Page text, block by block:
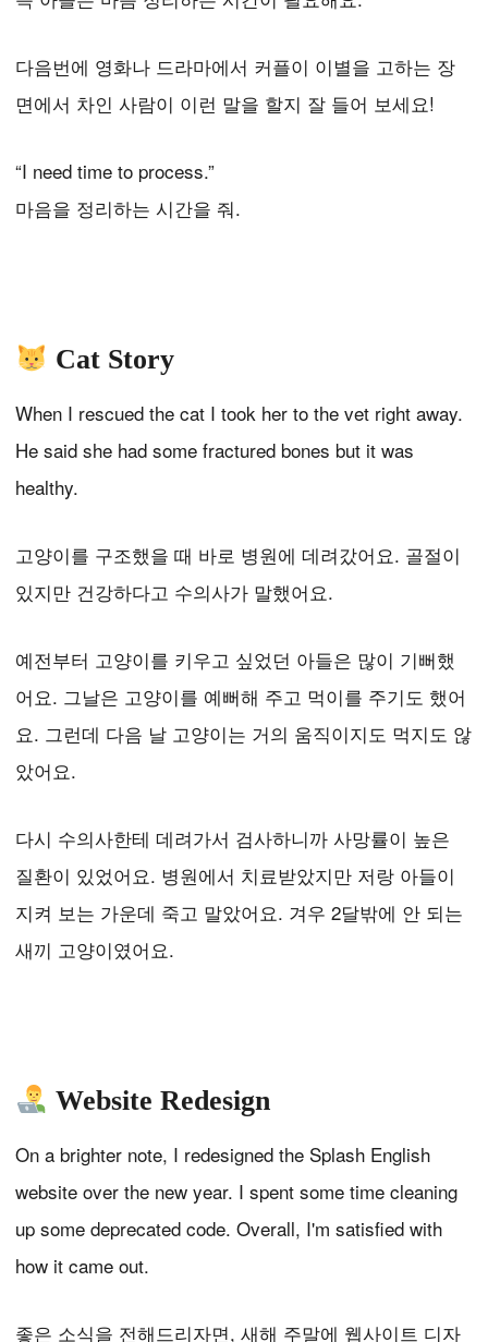
다음번에 영화나 드라마에서 커플이 이별을 고하는 장
면에서 차인 사람이 이런 말을 할지 잘 들어 보세요!
“I need time to process.”
마음을 정리하는 시간을 줘.
Cat Story
When I rescued the cat I took her to the vet right away.
He said she had some fractured bones but it was
healthy.
고양이를 구조했을 때 바로 병원에 데려갔어요. 골절이
있지만 건강하다고 수의사가 말했어요.
예전부터 고양이를 키우고 싶었던 아들은 많이 기뻐했
어요. 그날은 고양이를 예뻐해 주고 먹이를 주기도 했어
요. 그런데 다음 날 고양이는 거의 움직이지도 먹지도 않
았어요.
다시 수의사한테 데려가서 검사하니까 사망률이 높은
질환이 있었어요. 병원에서 치료받았지만 저랑 아들이
지켜 보는 가운데 죽고 말았어요. 겨우 2달밖에 안 되는
새끼 고양이였어요.
Website Redesign
On a brighter note, I redesigned the Splash English
website over the new year. I spent some time cleaning
up some deprecated code. Overall, I'm satisfied with
how it came out.
좋은 소식을 전해드리자면, 새해 주말에 웹사이트 디자